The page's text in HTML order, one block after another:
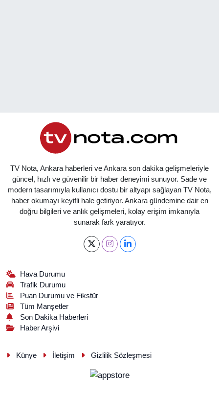
TV Nota, Ankara haberleri ve Ankara son dakika gelişmeleriyle
güncel, hızlı ve güvenilir bir haber deneyimi sunuyor. Sade ve
modern tasarımıyla kullanıcı dostu bir altyapı sağlayan TV Nota,
haber okumayı keyifli hale getiriyor. Ankara gündemine dair en
doğru bilgileri ve anlık gelişmeleri, kolay erişim imkanıyla
sunarak fark yaratıyor.
Hava Durumu
Trafik Durumu
Puan Durumu ve Fikstür
Tüm Manşetler
Son Dakika Haberleri
Haber Arşivi
Künye İletişim Gizlilik Sözleşmesi